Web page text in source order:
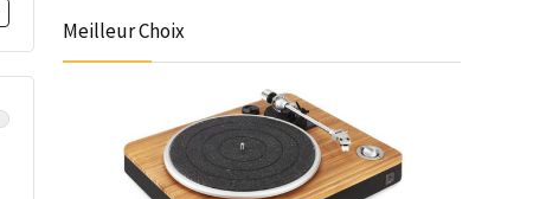
Meilleur Choix